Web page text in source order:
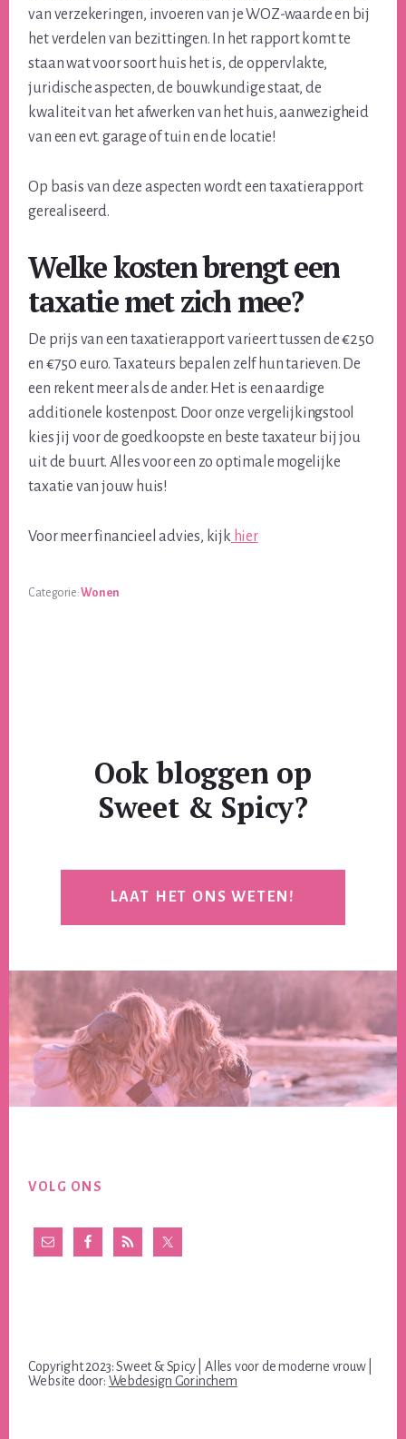
van verzekeringen, invoeren van je WOZ-waarde en bij
het verdelen van bezittingen. In het rapport komt te
staan wat voor soort huis het is, de oppervlakte,
juridische aspecten, de bouwkundige staat, de
kwaliteit van het afwerken van het huis, aanwezigheid
van een evt. garage of tuin en de locatie!
Op basis van deze aspecten wordt een taxatierapport
gerealiseerd.
Welke kosten brengt een
taxatie met zich mee?
De prijs van een taxatierapport varieert tussen de €250
en €750 euro. Taxateurs bepalen zelf hun tarieven. De
een rekent meer als de ander. Het is een aardige
additionele kostenpost. Door onze vergelijkingstool
kies jij voor de goedkoopste en beste taxateur bij jou
uit de buurt. Alles voor een zo optimale mogelijke
taxatie van jouw huis!
Voor meer financieel advies, kijk hier
Categorie:Wonen
Ook bloggen op
Sweet & Spicy?
LAAT HET ONS WETEN!
VOLG ONS
Copyright 2023: Sweet & Spicy | Alles voor de moderne vrouw |
Website door: Webdesign Gorinchem